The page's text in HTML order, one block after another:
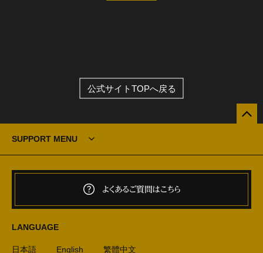
公式サイトTOPへ戻る
SUPPORT MENU
よくあるご質問はこちら
LANGUAGE
日本語 English 繁體中文